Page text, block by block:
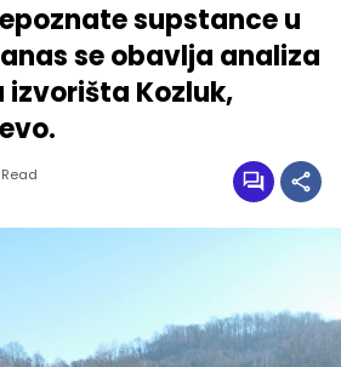
supstance u
se obavlja analiza
izvorišta Kozluk,